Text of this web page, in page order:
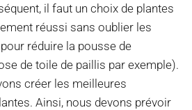
il faut un choix de plantes
réussi sans oublier les
réduire la pousse de
de toile de paillis par exemple).
créer les meilleures
Ainsi, nous devons prévoir